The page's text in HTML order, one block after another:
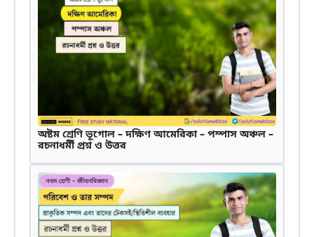
অষ্টম শ্রেণি ভূগোল – দক্ষিণ আমেরিকা – পম্পাস অঞ্চল –
রচনাধর্মী প্রশ্ন ও উত্তর